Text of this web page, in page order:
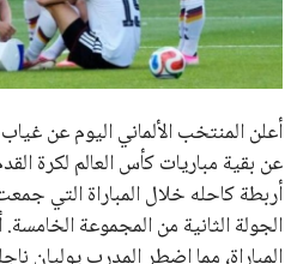
علوم وتكنولوجيا
المرأة والجمال
حوادث
محافظات